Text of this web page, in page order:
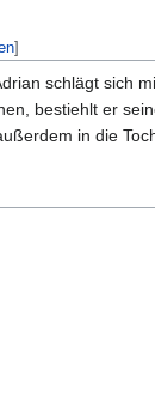
]
schlägt sich
bestiehlt er
in die